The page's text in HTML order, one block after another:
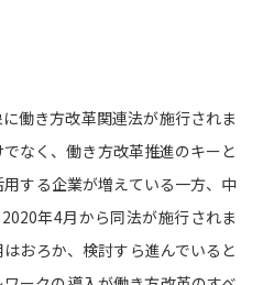
働き方改革関連法が施行されま
なく、働き方改革推進のキーと
する企業が増えている一方、中
年4月から同法が施行されま
おろか、検討すら進んでいると